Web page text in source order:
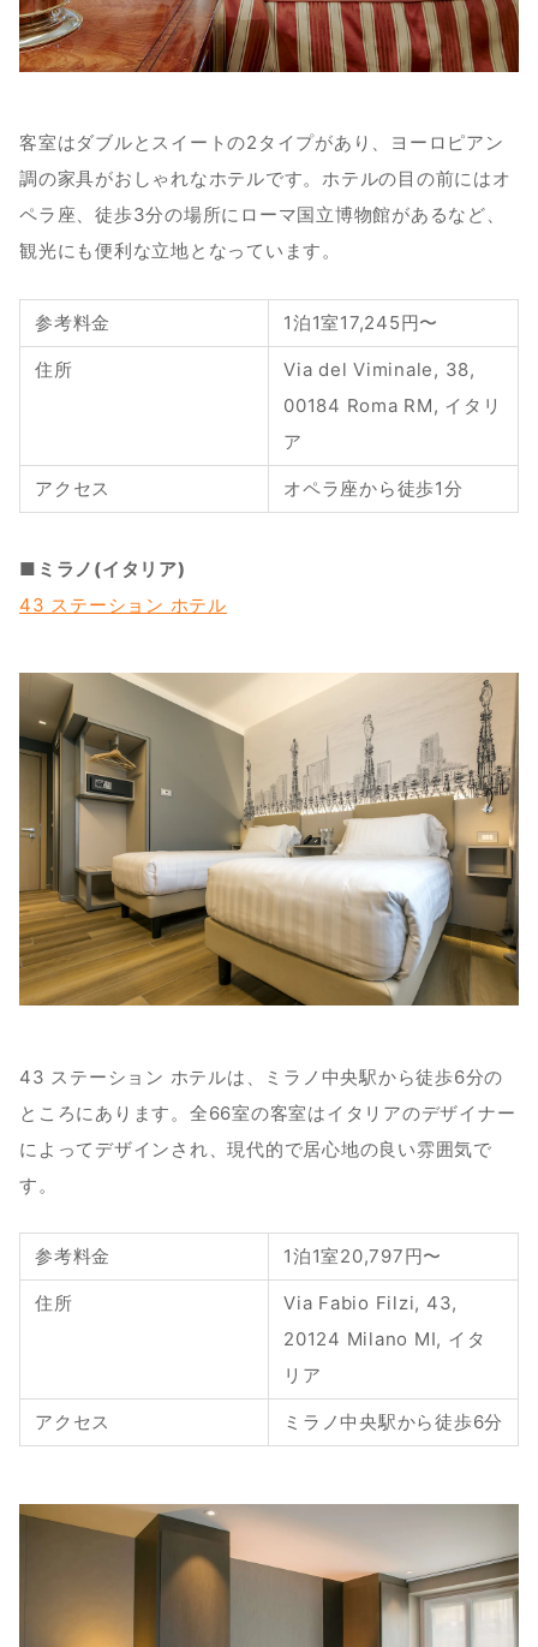
客室はダブルとスイートの2タイプがあり、ヨーロピアン
調の家具がおしゃれなホテルです。ホテルの目の前にはオ
ペラ座、徒歩3分の場所にローマ国立博物館があるなど、
観光にも便利な立地となっています。
参考料金 1泊1室17,245円〜
住所
Via del Viminale, 38,
00184 Roma RM, イタリ
ア
アクセス オペラ座から徒歩1分
■ミラノ(イタリア)
43 ステーション ホテル
43 ステーション ホテルは、ミラノ中央駅から徒歩6分の
ところにあります。全66室の客室はイタリアのデザイナー
によってデザインされ、現代的で居心地の良い雰囲気で
す。
参考料金 1泊1室20,797円〜
住所
Via Fabio Filzi, 43,
20124 Milano MI, イタ
リア
アクセス ミラノ中央駅から徒歩6分